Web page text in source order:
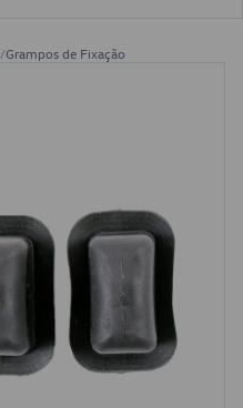
/Grampos de Fixação